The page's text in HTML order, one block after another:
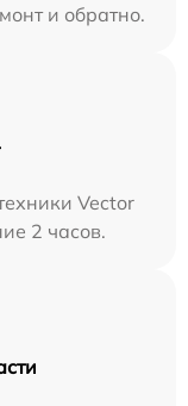
и обратно.
Vector
2 часов.